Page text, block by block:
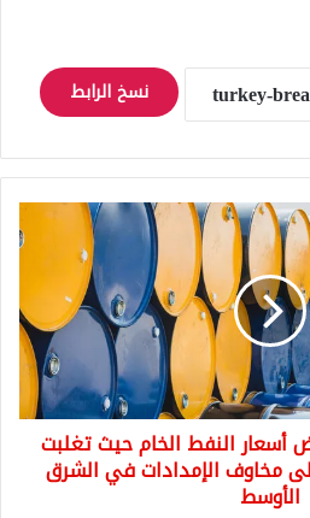
نسخ الرابط
أسعار النفط الخام حيث تغلبت
مخاوف الإمدادات في الشرق
الأوسط